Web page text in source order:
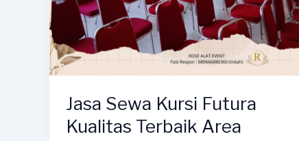
Jasa Sewa Kursi Futura
Kualitas Terbaik Area